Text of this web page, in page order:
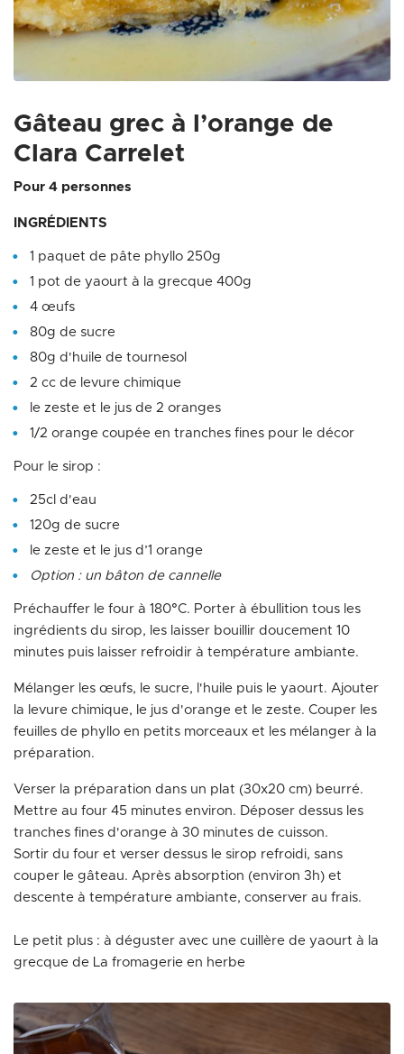
Gâteau grec à l’orange de
Clara Carrelet
Pour 4 personnes
INGRÉDIENTS
1 paquet de pâte phyllo 250g
1 pot de yaourt à la grecque 400g
4 œufs
80g de sucre
80g d'huile de tournesol
2 cc de levure chimique
le zeste et le jus de 2 oranges
1/2 orange coupée en tranches fines pour le décor
Pour le sirop :
25cl d'eau
120g de sucre
le zeste et le jus d’1 orange
Option : un bâton de cannelle
Préchauffer le four à 180°C. Porter à ébullition tous les
ingrédients du sirop, les laisser bouillir doucement 10
minutes puis laisser refroidir à température ambiante.
Mélanger les œufs, le sucre, l'huile puis le yaourt. Ajouter
la levure chimique, le jus d'orange et le zeste. Couper les
feuilles de phyllo en petits morceaux et les mélanger à la
préparation.
Verser la préparation dans un plat (30x20 cm) beurré.
Mettre au four 45 minutes environ. Déposer dessus les
tranches fines d'orange à 30 minutes de cuisson.
Sortir du four et verser dessus le sirop refroidi, sans
couper le gâteau. Après absorption (environ 3h) et
descente à température ambiante, conserver au frais.
Le petit plus : à déguster avec une cuillère de yaourt à la
grecque de La fromagerie en herbe